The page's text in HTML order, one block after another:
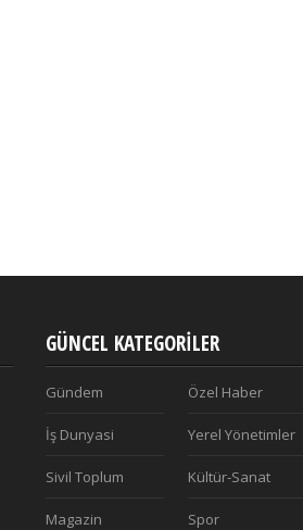
GÜNCEL KATEGORILER
Gündem Özel Haber
İş Dunyasi Yerel Yönetimler
Sivil Toplum Kültür-Sanat
Magazin Spor